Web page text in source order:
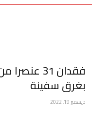
فقدان 31
بغرق سفينة
ديسمبر 19, 2022